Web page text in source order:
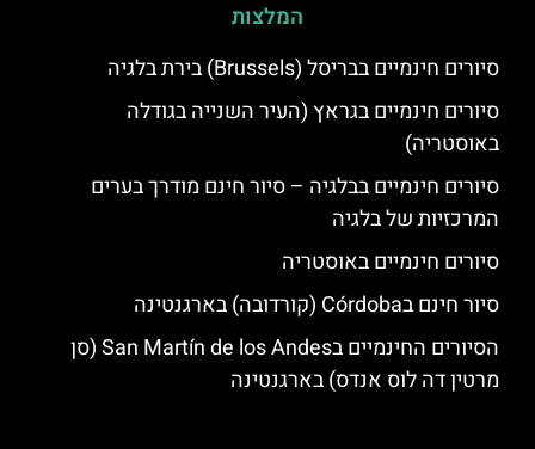
המלצות
סיורים חינמיים בבריסל (Brussels) בירת בלגיה
סיורים חינמיים בגראץ (העיר השנייה בגודלה
באוסטריה)
סיורים חינמיים בבלגיה – סיור חינם מודרך בערים
המרכזיות של בלגיה
סיורים חינמיים באוסטריה
סיור חינם בCórdoba (קורדובה) בארגנטינה
הסיורים החינמיים בSan Martín de los Andes (סן
מרטין דה לוס אנדס) בארגנטינה